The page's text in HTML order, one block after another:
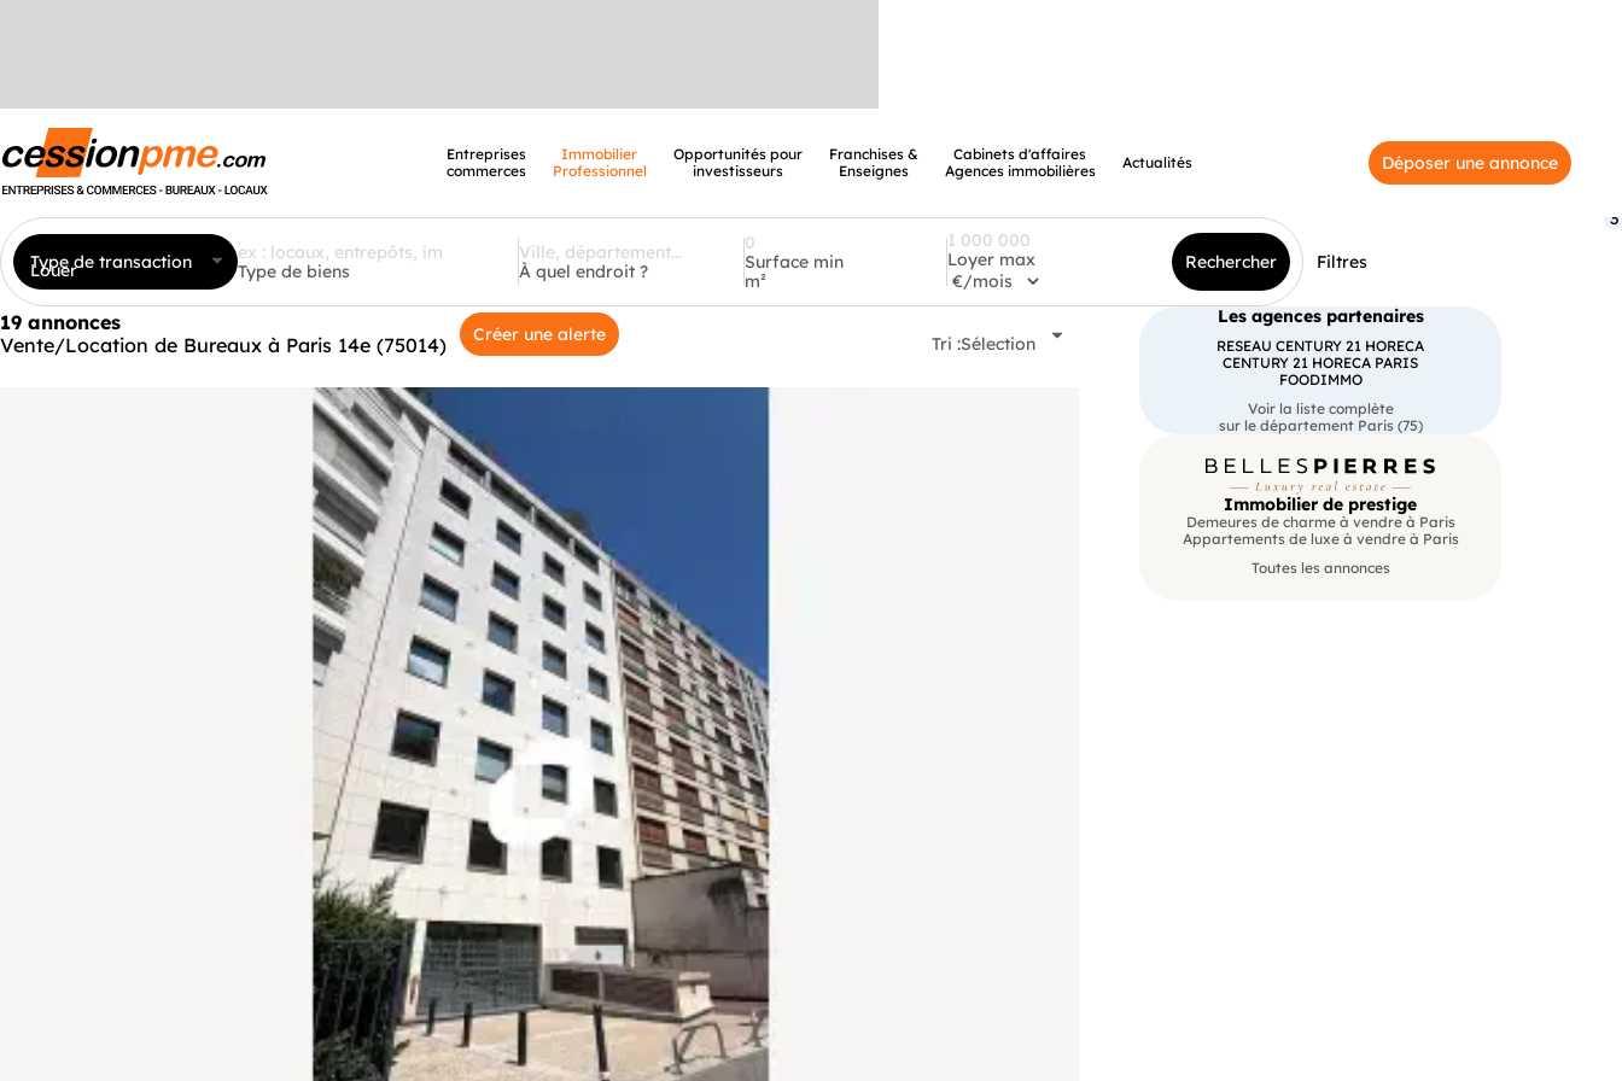
Entreprises
commerces
Immobilier
Professionnel
Opportunités pour
investisseurs
Franchises &
Enseignes
Cabinets d'affaires
Agences immobilières
Actualités Déposer une annonce
Type de transaction
Louer Type de biens À quel endroit ?
Surface min
m²
Loyer max Rechercher Filtres
3
19 annonces
Vente/Location de Bureaux à Paris 14e (75014)
Créer une alerte Tri :Sélection
Les agences partenaires
RESEAU CENTURY 21 HORECA
CENTURY 21 HORECA PARIS
FOODIMMO
Voir la liste complète
sur le département Paris (75)
Immobilier de prestige
Demeures de charme à vendre à Paris
Appartements de luxe à vendre à Paris
Toutes les annonces